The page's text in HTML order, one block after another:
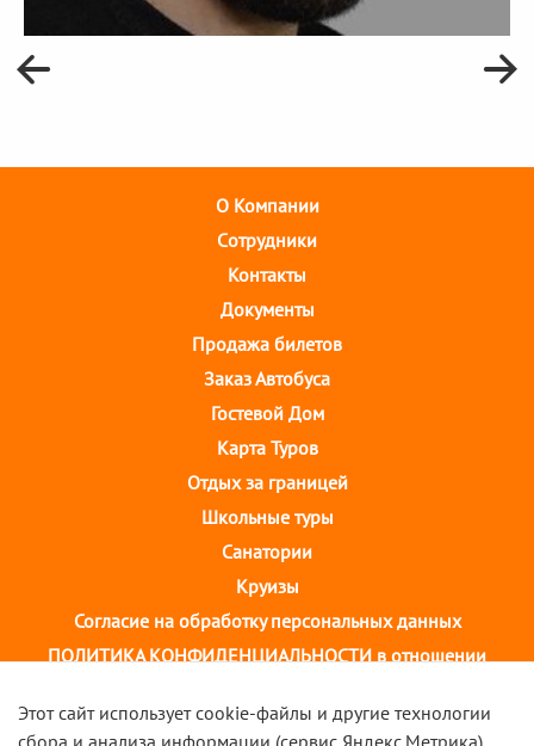
О Компании
Cотрудники
Контакты
Документы
Продажа билетов
Заказ Автобуса
Гостевой Дом
Карта Туров
Отдых за границей
Школьные туры
Санатории
Круизы
Согласие на обработку персональных данных
ПОЛИТИКА КОНФИДЕНЦИАЛЬНОСТИ в отношении
Этот сайт использует cookie-файлы и другие технологии
сбора и анализа информации (сервис Яндекс.Метрика).